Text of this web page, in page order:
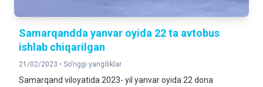
Samarqandda yanvar oyida 22 ta avtobus
ishlab chiqarilgan
21/02/2023 • So‘nggi yangiliklar
Samarqand viloyatida 2023- yil yanvar oyida 22 dona